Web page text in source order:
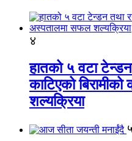
४
हातको ५ वटा
काटिएको
शल्यक्रिया